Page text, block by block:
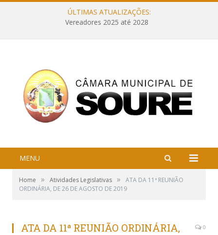
ÚLTIMAS ATUALIZAÇÕES:
Vereadores 2025 até 2028
MENU
Home » Atividades Legislativas »
ATA DA 11ª REUNIÃO
ORDINÁRIA, DE 26 DE AGOSTO DE 2019
ATA DA 11ª REUNIÃO ORDINÁRIA,
0